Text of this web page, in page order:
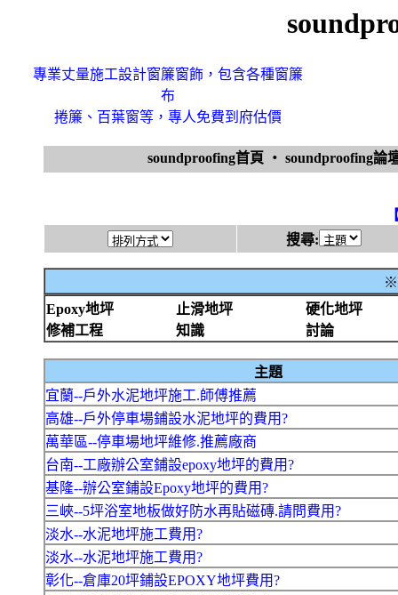
專業丈量施工設計窗簾窗飾，包含各種窗簾
布
捲簾、百葉窗等，專人免費到府估價
soundproofing首頁 ‧ soundproofing論
搜尋:
※
Epoxy地坪
止滑地坪
硬化地坪
修補工程
知識 討論
主題
宜蘭--戶外水泥地坪施工.師傅推薦
高雄--戶外停車場鋪設水泥地坪的費用?
萬華區--停車場地坪維修.推薦廠商
台南--工廠辦公室鋪設epoxy地坪的費用?
基隆--辦公室鋪設Epoxy地坪的費用?
三峽--5坪浴室地板做好防水再貼磁磚.請問費用?
淡水--水泥地坪施工費用?
淡水--水泥地坪施工費用?
彰化--倉庫20坪鋪設EPOXY地坪費用?